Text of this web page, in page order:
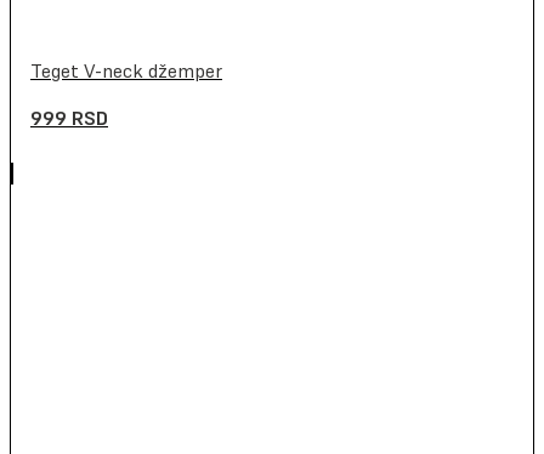
Teget V-neck džemper
999 RSD